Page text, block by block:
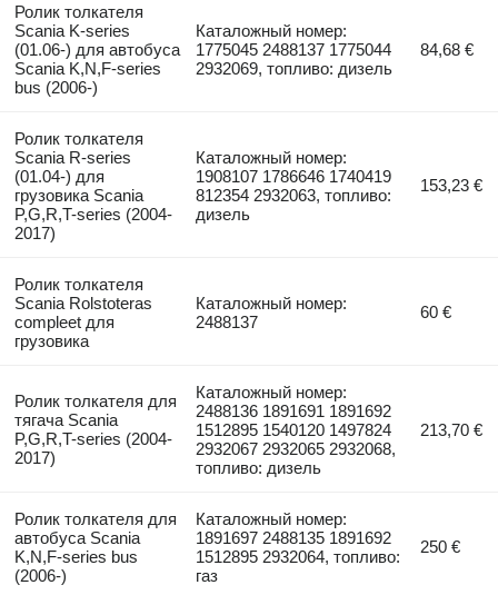
Ролик толкателя
Scania K-series
(01.06-) для автобуса
Scania K,N,F-series
bus (2006-)
Каталожный номер:
1775045 2488137 1775044
2932069, топливо: дизель
84,68 €
Ролик толкателя
Scania R-series
(01.04-) для
грузовика Scania
P,G,R,T-series (2004-
2017)
Каталожный номер:
1908107 1786646 1740419
812354 2932063, топливо:
дизель
153,23 €
Ролик толкателя
Scania Rolstoteras
compleet для
грузовика
Каталожный номер:
2488137
60 €
Ролик толкателя для
тягача Scania
P,G,R,T-series (2004-
2017)
Каталожный номер:
2488136 1891691 1891692
1512895 1540120 1497824
2932067 2932065 2932068,
топливо: дизель
213,70 €
Ролик толкателя для
автобуса Scania
K,N,F-series bus
(2006-)
Каталожный номер:
1891697 2488135 1891692
1512895 2932064, топливо:
газ
250 €